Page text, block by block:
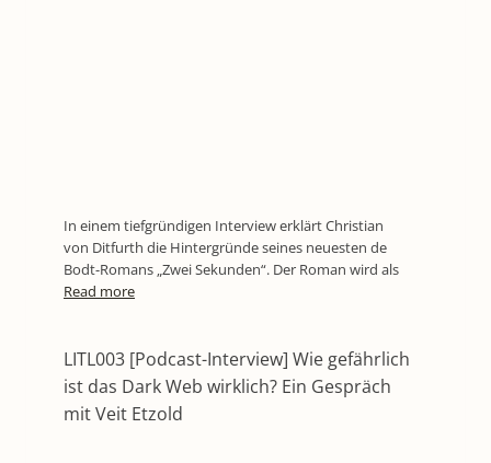
In einem tiefgründigen Interview erklärt Christian
von Ditfurth die Hintergründe seines neuesten de
Bodt-Romans „Zwei Sekunden“. Der Roman wird als
Read more
LITL003 [Podcast-Interview] Wie gefährlich
ist das Dark Web wirklich? Ein Gespräch
mit Veit Etzold